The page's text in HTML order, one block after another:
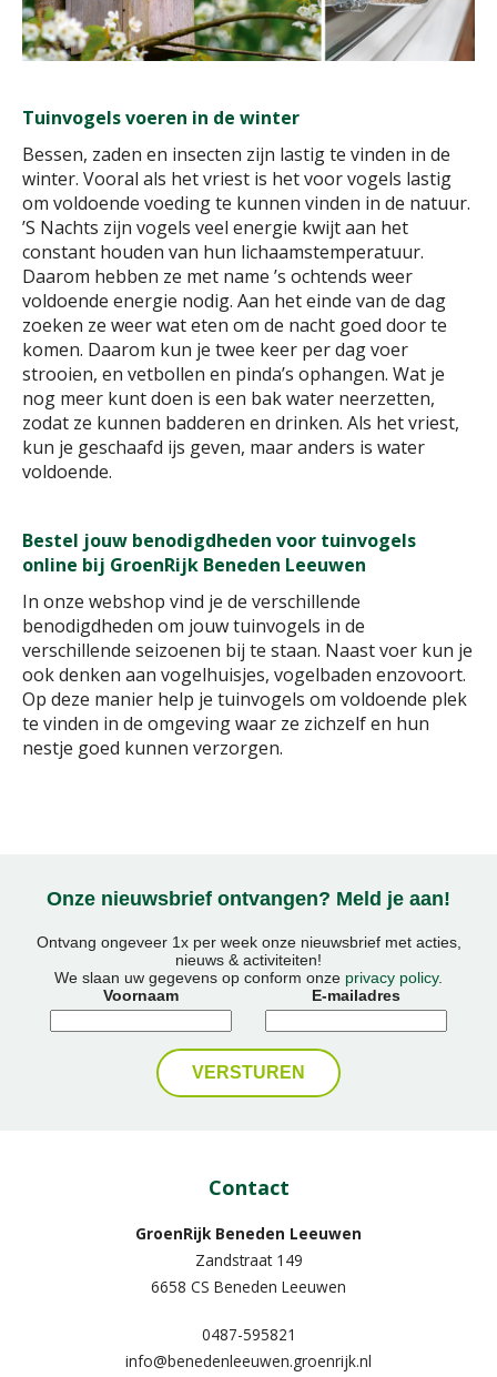
Tuinvogels voeren in de winter
Bessen, zaden en insecten zijn lastig te vinden in de
winter. Vooral als het vriest is het voor vogels lastig
om voldoende voeding te kunnen vinden in de natuur.
’S Nachts zijn vogels veel energie kwijt aan het
constant houden van hun lichaamstemperatuur.
Daarom hebben ze met name ’s ochtends weer
voldoende energie nodig. Aan het einde van de dag
zoeken ze weer wat eten om de nacht goed door te
komen. Daarom kun je twee keer per dag voer
strooien, en vetbollen en pinda’s ophangen. Wat je
nog meer kunt doen is een bak water neerzetten,
zodat ze kunnen badderen en drinken. Als het vriest,
kun je geschaafd ijs geven, maar anders is water
voldoende.
Bestel jouw benodigdheden voor tuinvogels
online bij GroenRijk Beneden Leeuwen
In onze webshop vind je de verschillende
benodigdheden om jouw tuinvogels in de
verschillende seizoenen bij te staan. Naast voer kun je
ook denken aan vogelhuisjes, vogelbaden enzovoort.
Op deze manier help je tuinvogels om voldoende plek
te vinden in de omgeving waar ze zichzelf en hun
nestje goed kunnen verzorgen.
Onze nieuwsbrief ontvangen? Meld je aan!
Ontvang ongeveer 1x per week onze nieuwsbrief met acties,
nieuws & activiteiten!
We slaan uw gegevens op conform onze privacy policy.
Voornaam
E-mailadres
Contact
GroenRijk Beneden Leeuwen​
Zandstraat 149
6658 CS Beneden Leeuwen
0487-595821
info@benedenleeuwen.groenrijk.nl